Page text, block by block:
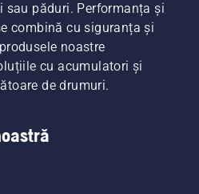
sau păduri. Performanța și
combină cu siguranța și
noastre
cu acumulatori și
de drumuri.